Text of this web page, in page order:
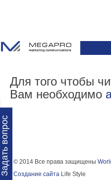
вопрос
ГЛАВНАЯ
О КОМПАНИИ
ПАРТНЕРЫ
Для того чтобы
Вам необходимо
© 2014 Все права защищены
Создание сайта Life Style